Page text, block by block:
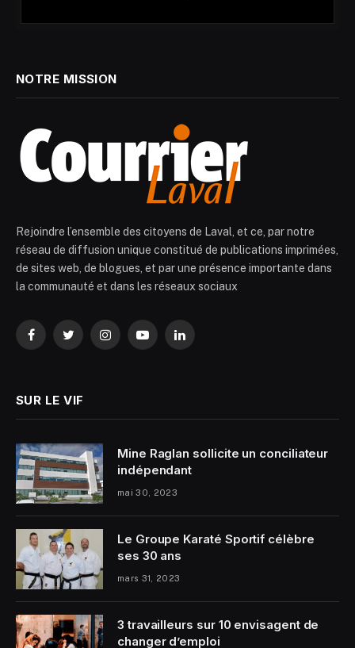
NOTRE MISSION
Rejoindre l’ensemble des citoyens de Laval, et ce, par notre
réseau de diffusion unique constitué de publications imprimées,
de sites web, de blogues, et par une présence importante dans
la communauté et dans les réseaux sociaux
FacebookTwitterInstagramYouTubeLinkedIn
SUR LE VIF
Mine Raglan sollicite un conciliateur
indépendant
mai 30, 2023
Le Groupe Karaté Sportif célèbre
ses 30 ans
mars 31, 2023
3 travailleurs sur 10 envisagent de
changer d’emploi